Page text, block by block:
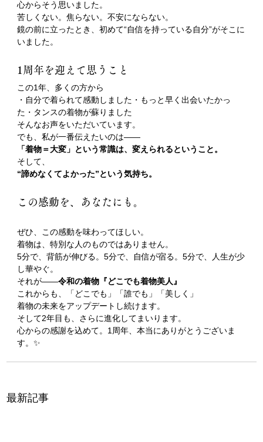
心からそう思いました。
苦しくない。焦らない。不安にならない。
鏡の前に立ったとき、初めて“自信を持っている自分”がそこに
いました。
1周年を迎えて思うこと
この1年、多くの方から
・自分で着られて感動しました・もっと早く出会いたかっ
た・タンスの着物が蘇りました
そんなお声をいただいています。
でも、私が一番伝えたいのは——
「着物＝大変」という常識は、変えられるということ。
そして、
“諦めなくてよかった”という気持ち。
この感動を、あなたにも。
ぜひ、この感動を味わってほしい。
着物は、特別な人のものではありません。
5分で、背筋が伸びる。5分で、自信が宿る。5分で、人生が少
し華やぐ。
それが——令和の着物『どこでも着物美人』
これからも、「どこでも」「誰でも」「美しく」
着物の未来をアップデートし続けます。
そして2年目も、さらに進化してまいります。
心からの感謝を込めて。1周年、本当にありがとうございま
す。✨
最新記事